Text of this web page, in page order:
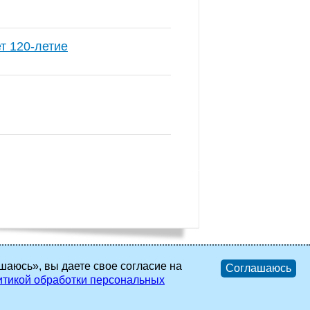
120-летие
вы даете свое согласие на
обработки персональных
Соглашаюсь